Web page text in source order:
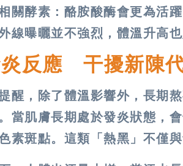
關酵素：酪胺酸酶會更為活
線曝曬並不強烈，體溫升高
反應 干擾新陳
醒，除了體溫影響外，長期
當肌膚長期處於發炎狀態，
素斑點。這類「熱黑」不僅